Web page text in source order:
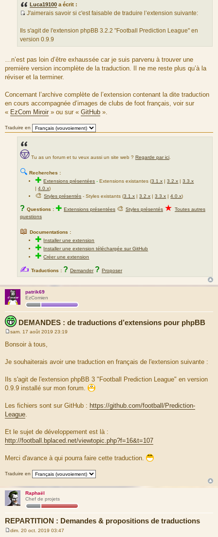
Luca19100 a écrit :
o
u
r
e
d
u
e
s
s
g
e
J'aimerais savoir si c'est faisable de traduire l’extension suivante:
Ils s'agit de l'extension phpBB 3.2.2 "Football Prediction League" en
version 0.9.9
…n’est pas loin d’être exhaussée car je suis parvenu à trouver une
première version incomplète de la traduction. Il ne me reste plus qu’à la
réviser et la terminer.
Concernant l’archive complète de l’extension contenant la dite traduction
en cours accompagnée d’images de clubs de foot français, voir sur
« EzCom Miroir » ou sur « GitHub ».
Traduire en
Tu as un forum et tu veux aussi un site web ? Regarde par ici
🔍 Recherches :
✚Extensions présentées -Extensions existantes (3.1.x |3.2.x |3.3.x
|4.0.x)
🎨Styles présentés - Styles existants (3.1.x |3.2.x |3.3.x |4.0.x)
? Questions : ✚ Extensions présentées 🎨 Styles présentés ★ Toutes autres
questions
📖 Documentations :
✚ Installer une extension
✚ Installer une extension téléchargée sur GitHub
✚Créer une extension
✍ Traductions : ? Demander ? Proposer
patrik69
EzComien
DEMANDES : de traductions d’extensions pour phpBB
s
g
sam. 17 août 2019 23:19
Bonsoir à tous,
Je souhaiterais avoir une traduction en français de l'extension suivante :
Ils s'agit de l'extension phpBB 3 "Football Prediction League" en version
0.9.9 installé sur mon forum.
Les fichiers sont sur GitHub : https://github.com/football/Prediction-
League.
Et le sujet de développement est là :
http://football.bplaced.net/viewtopic.php?f=16&t=107
Merci d'avance à qui pourra faire cette traduction.
Traduire en
Raphaël
Chef de projets
REPARTITION : Demandes & propositions de traductions
dim. 20 oct. 2019 03:47